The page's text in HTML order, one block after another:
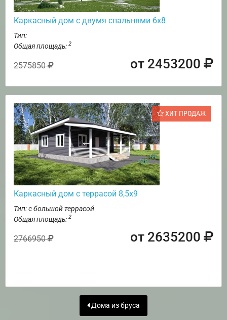
Каркасный дом с двумя спальнями 6х8
Тип:
Общая площадь: 2
2575850 от 2453200
ХИТ ПРОДАЖ
Каркасный дом с террасой 8,5х9
Тип: с большой террасой
Общая площадь: 2
2766950 от 2635200
Дома из бруса